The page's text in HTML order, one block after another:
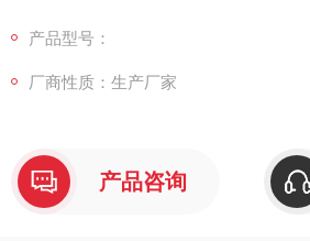
中存在以下几点问题：
产品型号：
厂商性质：生产厂家
产品咨询